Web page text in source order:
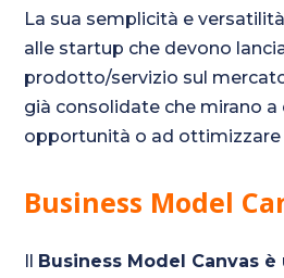
La sua semplicità e
alle startup che devono
prodotto/servizio sul
già consolidate che mirano a
opportunità o ad ottimizzare
Business Model
Il Business Model Canvas